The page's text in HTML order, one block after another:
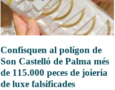
Confisquen al polígon de
Son Castelló de Palma més
de 115.000 peces de joieria
de luxe falsificades